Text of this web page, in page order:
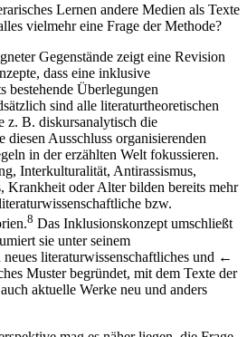
Lernen andere Medien als Texte
vielmehr eine Frage der Methode?
Gegenstände zeigt eine Revision
dass eine inklusive
bestehende Überlegungen
sind alle literaturtheoretischen
z. B. diskursanalytisch die
diesen Ausschluss organisierenden
in der erzählten Welt fokussieren.
Interkulturalität, Antirassismus,
Krankheit oder Alter bilden bereits mehr
bzw.
8 Das Inklusionskonzept umschließt
sie unter seinem
literaturwissenschaftliches und ←
Muster begründet, mit dem Texte der
aktuelle Werke neu und anders